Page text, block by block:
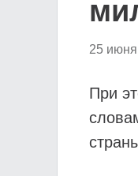
25 июня
При